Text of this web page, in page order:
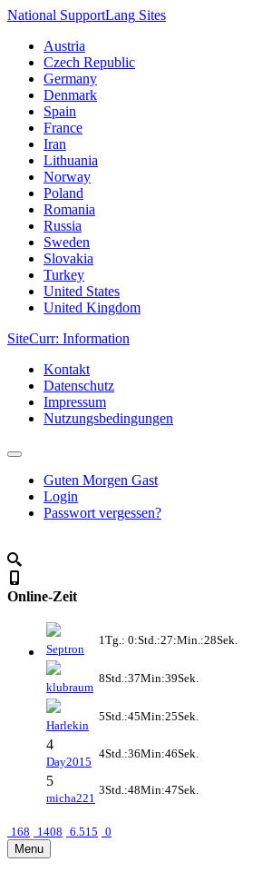
National SupportLang Sites
Austria
Czech Republic
Germany
Denmark
Spain
France
Iran
Lithuania
Norway
Poland
Romania
Russia
Sweden
Slovakia
Turkey
United States
United Kingdom
SiteCurr: Information
Kontakt
Datenschutz
Impressum
Nutzungsbedingungen
Guten Morgen Gast
Login
Passwort vergessen?
Online-Zeit
Septron
1Tg.: 0:Std.:27:Min.:28Sek.
klubraum
8Std.:37Min:39Sek.
Harlekin
5Std.:45Min:25Sek.
4
Day2015
4Std.:36Min:46Sek.
5
micha221
3Std.:48Min:47Sek.
168 1408 6.515 0
Menu